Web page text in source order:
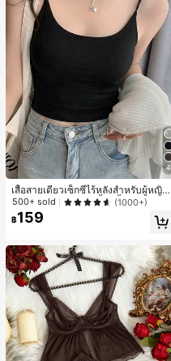
4
เสื้อสายเดี่ยวเซ็กซี่ไร้หลังสำหรับผู้หญิง
พร้อมบราแบบมีฟองน้ำ, เสื้อกล้ามแขน
กุด, เสื้อลำลองสีดำสำหรับฤดูร้อน
500+ sold (1000+)
฿159